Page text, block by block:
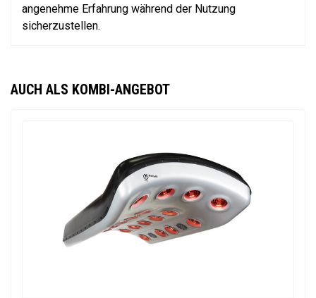
angenehme Erfahrung während der Nutzung
sicherzustellen.
AUCH ALS KOMBI-ANGEBOT